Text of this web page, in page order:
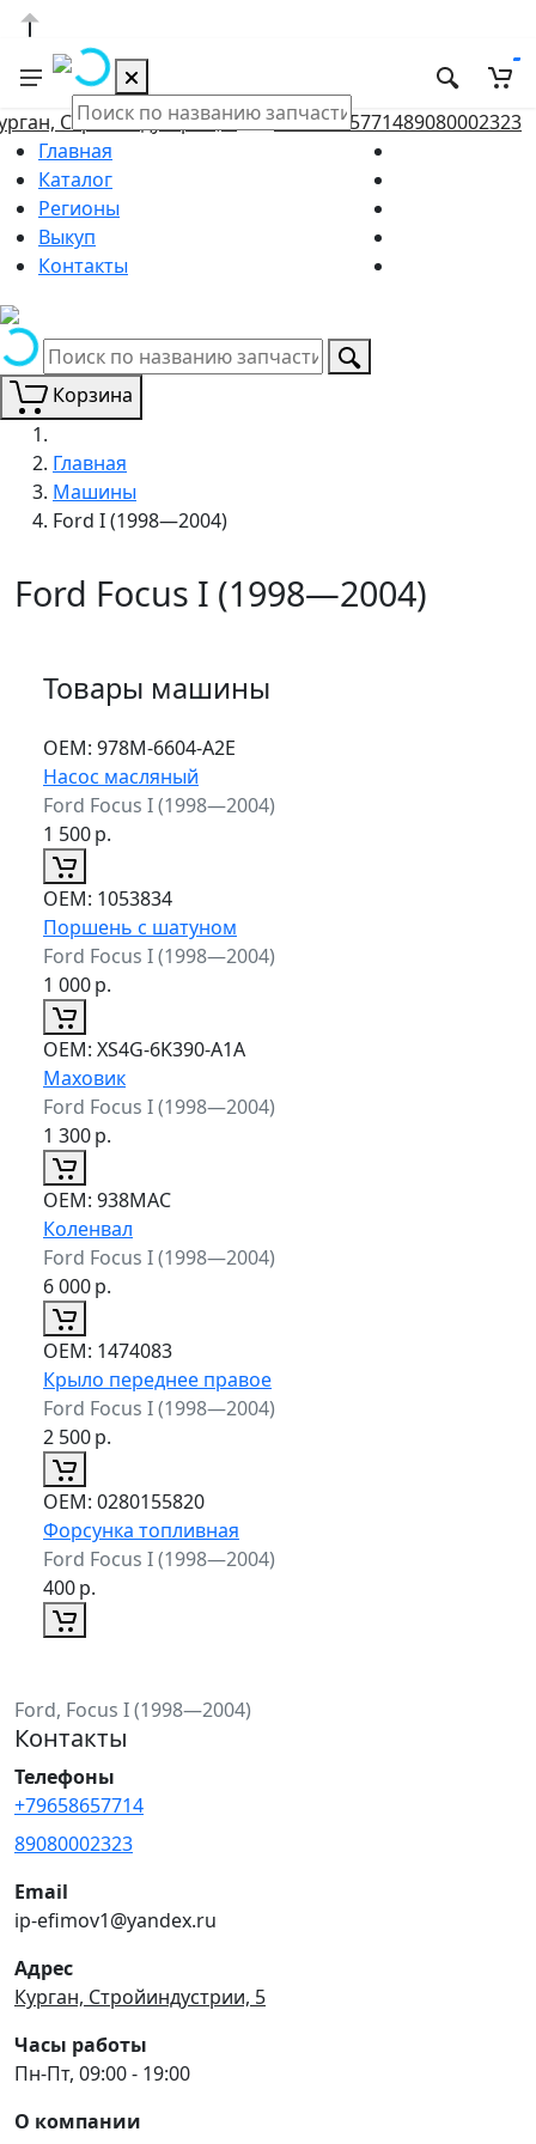
Стройиндустрии, 5 +7965865771489080002323
Главная
Каталог
Регионы
Выкуп
Контакты
Корзина
Главная
Машины
Ford I (1998—2004)
Ford Focus I (1998—2004)
Товары машины
ОЕМ: 978M-6604-A2E
Насос масляный
Ford Focus I (1998—2004)
1 500р.
ОЕМ: 1053834
Поршень с шатуном
Ford Focus I (1998—2004)
1 000р.
ОЕМ: XS4G-6K390-A1A
Маховик
Ford Focus I (1998—2004)
1 300р.
ОЕМ: 938MAC
Коленвал
Ford Focus I (1998—2004)
6 000р.
ОЕМ: 1474083
Крыло переднее правое
Ford Focus I (1998—2004)
2 500р.
ОЕМ: 0280155820
Форсунка топливная
Ford Focus I (1998—2004)
400р.
Ford, Focus I (1998—2004)
Контакты
Телефоны
+79658657714
89080002323
Email
ip-efimov1@yandex.ru
Адрес
Курган, Стройиндустрии, 5
Часы работы
Пн-Пт, 09:00 - 19:00
О компании